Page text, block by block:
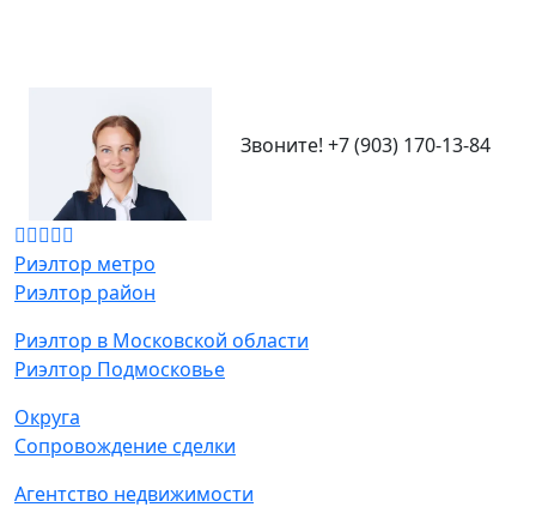
Звоните! +7 (903) 170-13-84
Риэлтор метро
Риэлтор район
Риэлтор в Московской области
Риэлтор Подмосковье
Округа
Сопровождение сделки
Агентство недвижимости